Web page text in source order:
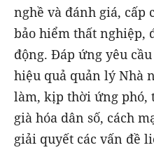
nghề và đánh giá, cấp
bảo hiểm thất nghiệp,
động. Đáp ứng yêu
hiệu quả quản lý Nhà
làm, kịp thời ứng phó,
già hóa dân số, cách
giải quyết các vấn đề